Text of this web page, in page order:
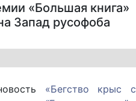
«Большая книга»
Запад русофоба
«Бегство крыс с